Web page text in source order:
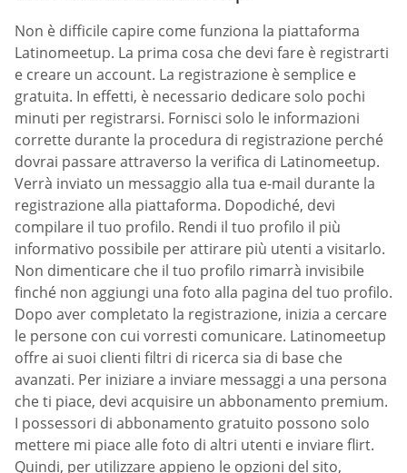
Non è difficile capire come funziona la piattaforma
Latinomeetup. La prima cosa che devi fare è registrarti
e creare un account. La registrazione è semplice e
gratuita. In effetti, è necessario dedicare solo pochi
minuti per registrarsi. Fornisci solo le informazioni
corrette durante la procedura di registrazione perché
dovrai passare attraverso la verifica di Latinomeetup.
Verrà inviato un messaggio alla tua e-mail durante la
registrazione alla piattaforma. Dopodiché, devi
compilare il tuo profilo. Rendi il tuo profilo il più
informativo possibile per attirare più utenti a visitarlo.
Non dimenticare che il tuo profilo rimarrà invisibile
finché non aggiungi una foto alla pagina del tuo profilo.
Dopo aver completato la registrazione, inizia a cercare
le persone con cui vorresti comunicare. Latinomeetup
offre ai suoi clienti filtri di ricerca sia di base che
avanzati. Per iniziare a inviare messaggi a una persona
che ti piace, devi acquisire un abbonamento premium.
I possessori di abbonamento gratuito possono solo
mettere mi piace alle foto di altri utenti e inviare flirt.
Quindi, per utilizzare appieno le opzioni del sito,